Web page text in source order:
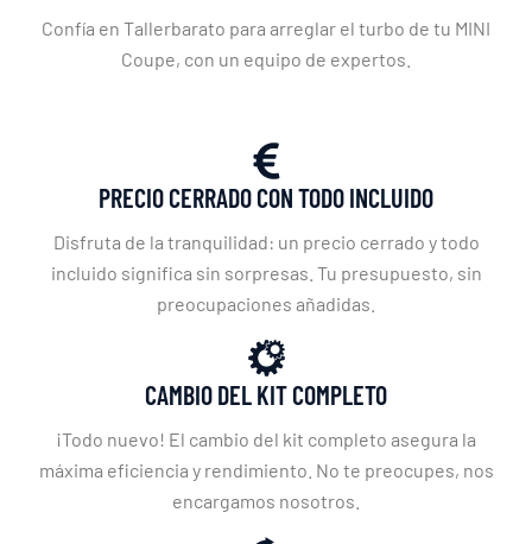
Confía en Tallerbarato para arreglar el turbo de tu MINI
Coupe, con un equipo de expertos.
PRECIO CERRADO CON TODO INCLUIDO
Disfruta de la tranquilidad: un precio cerrado y todo
incluido significa sin sorpresas. Tu presupuesto, sin
preocupaciones añadidas.
CAMBIO DEL KIT COMPLETO
¡Todo nuevo! El cambio del kit completo asegura la
máxima eficiencia y rendimiento. No te preocupes, nos
encargamos nosotros.